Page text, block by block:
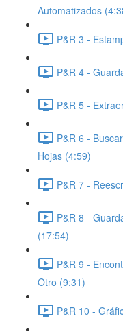
Automatizados
P&R 3 -
P&R 4 -
P&R 5 -
P&R 6 -
Hojas (4:59)
P&R 7 -
P&R 8 -
(17:54)
P&R 9 -
Otro (9:31)
P&R 10 -